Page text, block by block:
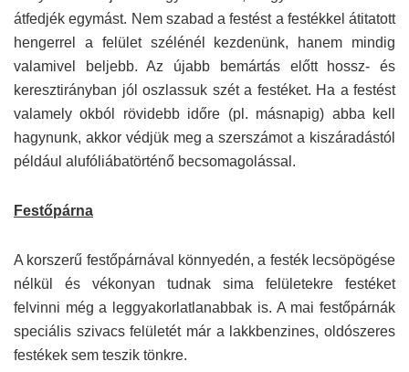
átfedjék egymást. Nem szabad a festést a festékkel átitatott
hengerrel a felület szélénél kezdenünk, hanem mindig
valamivel beljebb. Az újabb bemártás előtt hossz- és
keresztirányban jól oszlassuk szét a festéket. Ha a festést
valamely okból rövidebb időre (pl. másnapig) abba kell
hagynunk, akkor védjük meg a szerszámot a kiszáradástól
például alufóliábatörténő becsomagolással.
Festőpárna
A korszerű festőpárnával könnyedén, a festék lecsöpögése
nélkül és vékonyan tudnak sima felületekre festéket
felvinni még a leggyakorlatlanabbak is. A mai festőpárnák
speciális szivacs felületét már a lakkbenzines, oldószeres
festékek sem teszik tönkre.